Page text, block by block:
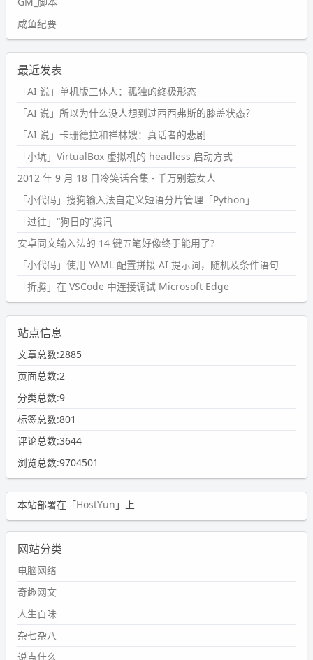
咸鱼纪要
最近发表
「AI 说」单机版三体人：孤独的终极形态
「AI 说」所以为什么没人想到过西西弗斯的膝盖状态？
「AI 说」卡珊德拉和祥林嫂：真话者的悲剧
「小坑」VirtualBox 虚拟机的 headless 启动方式
2012 年 9 月 18 日冷笑话合集 - 千万别惹女人
「小代码」搜狗输入法自定义短语分片管理「Python」
「过往」“狗日的”腾讯
安卓同文输入法的 14 键五笔好像终于能用了?
「小代码」使用 YAML 配置拼接 AI 提示词，随机及条件语句
「折腾」在 VSCode 中连接调试 Microsoft Edge
站点信息
文章总数:2885
页面总数:2
分类总数:9
标签总数:801
评论总数:3644
浏览总数:9704501
本站部署在「HostYun 」上
网站分类
电脑网络
奇趣网文
人生百味
杂七杂八
说点什么